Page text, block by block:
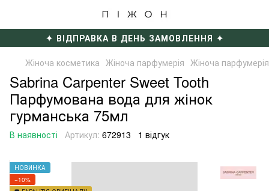
✦ ВІДПРАВКА В ДЕНЬ ЗАМОВЛЕННЯ ✦
Жіноча косметика Жіноча парфумерія Жіноча
Sabrina Carpenter Sweet Tooth
Парфумована вода для жінок
гурманська 75мл
В наявності Артикул: 672913 1 відгук
НОВИНКА
−10%